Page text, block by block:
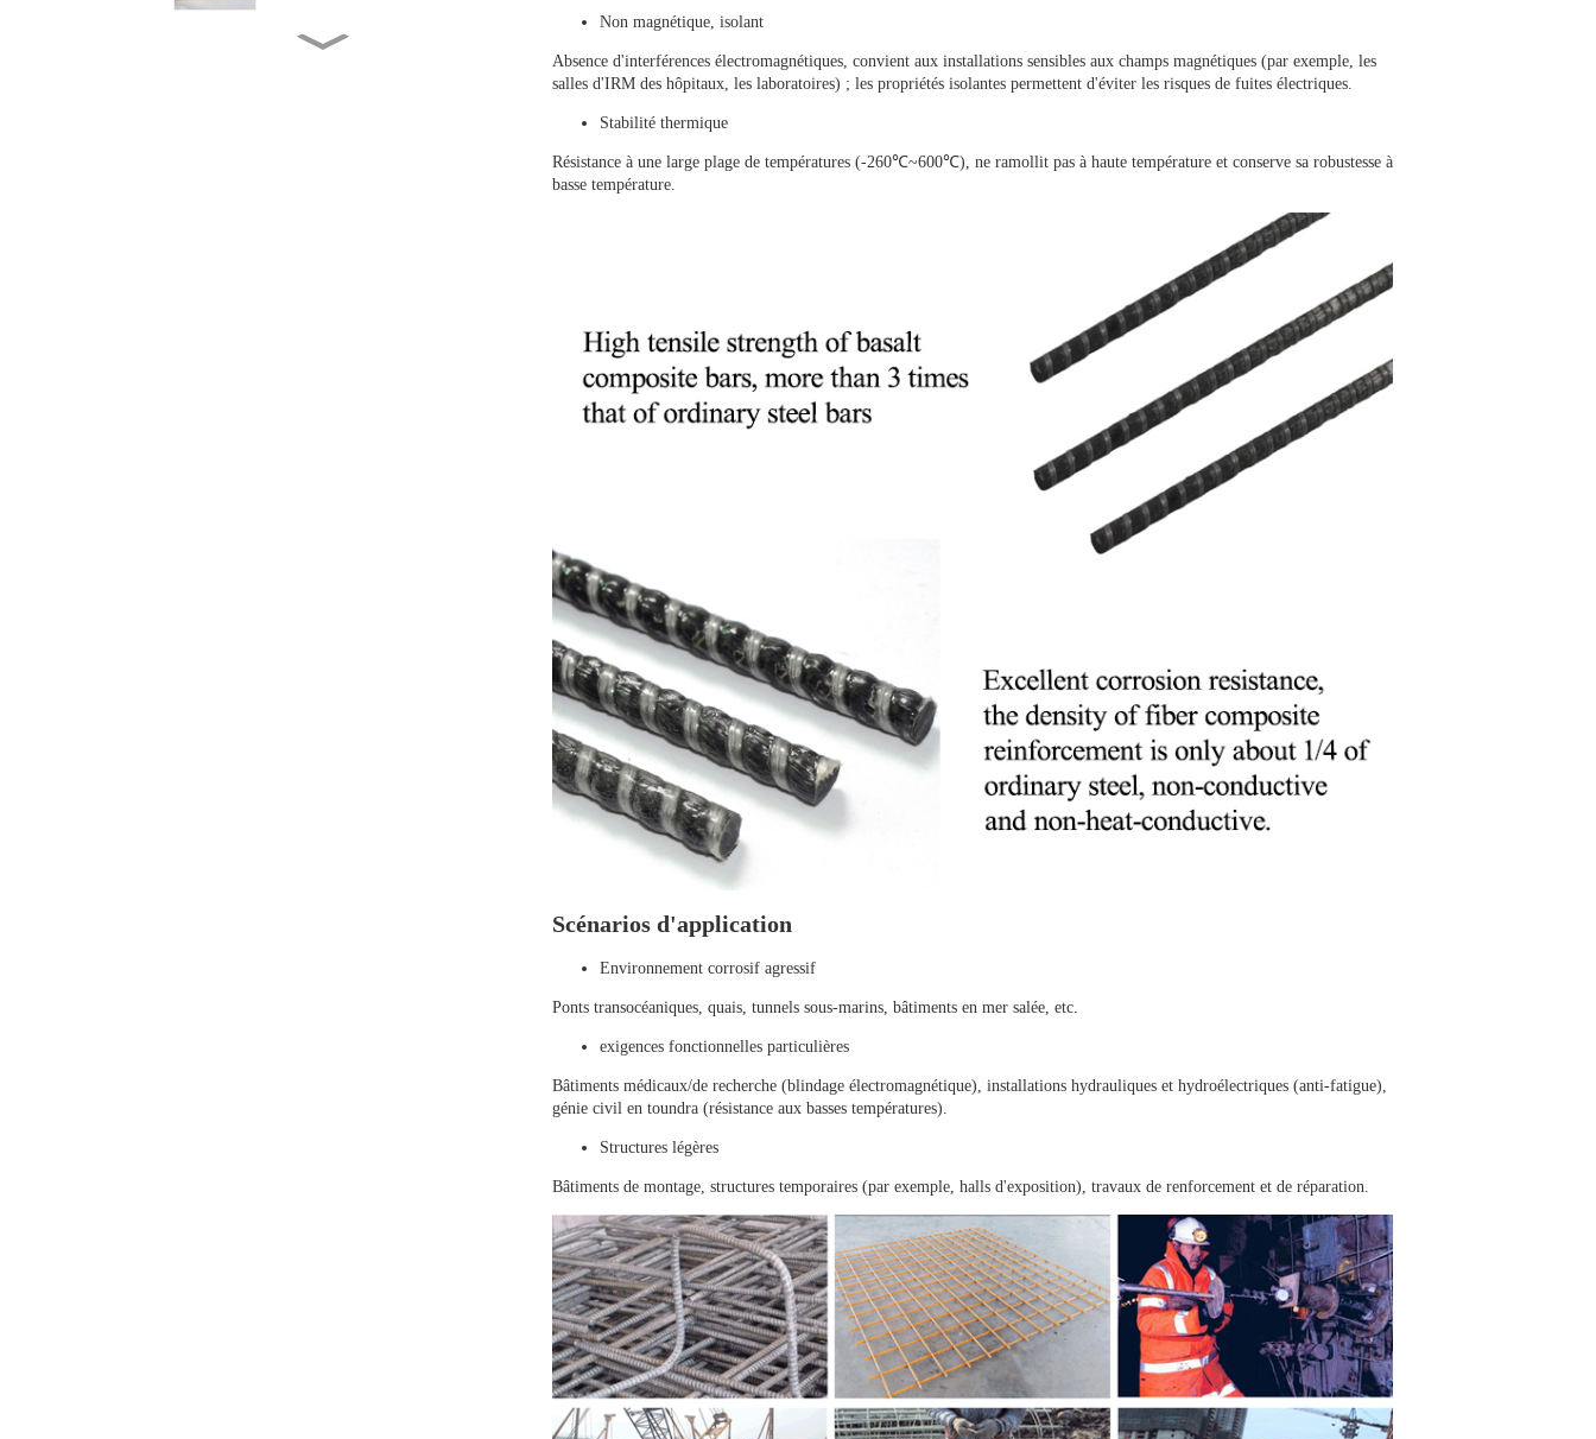
Treillis en fibre de basalte
Non magnétique, isolant
Absence d'interférences électromagnétiques, convient aux installations sensibles aux champs magnétiques (par exemple, les
salles d'IRM des hôpitaux, les laboratoires) ; les propriétés isolantes permettent d'éviter les risques de fuites électriques.
Stabilité thermique
Résistance à une large plage de températures (-260℃~600℃), ne ramollit pas à haute température et conserve sa robustesse à
basse température.
Scénarios d'application
Environnement corrosif agressif
Ponts transocéaniques, quais, tunnels sous-marins, bâtiments en mer salée, etc.
exigences fonctionnelles particulières
Bâtiments médicaux/de recherche (blindage électromagnétique), installations hydrauliques et hydroélectriques (anti-fatigue),
génie civil en toundra (résistance aux basses températures).
Structures légères
Bâtiments de montage, structures temporaires (par exemple, halls d'exposition), travaux de renforcement et de réparation.